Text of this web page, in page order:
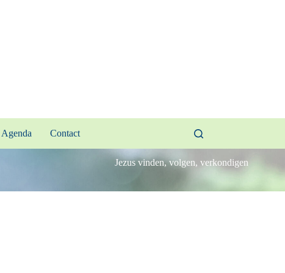
Agenda Contact
Jezus vinden, volgen, verkondigen